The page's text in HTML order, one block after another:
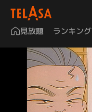
見放題 ランキング